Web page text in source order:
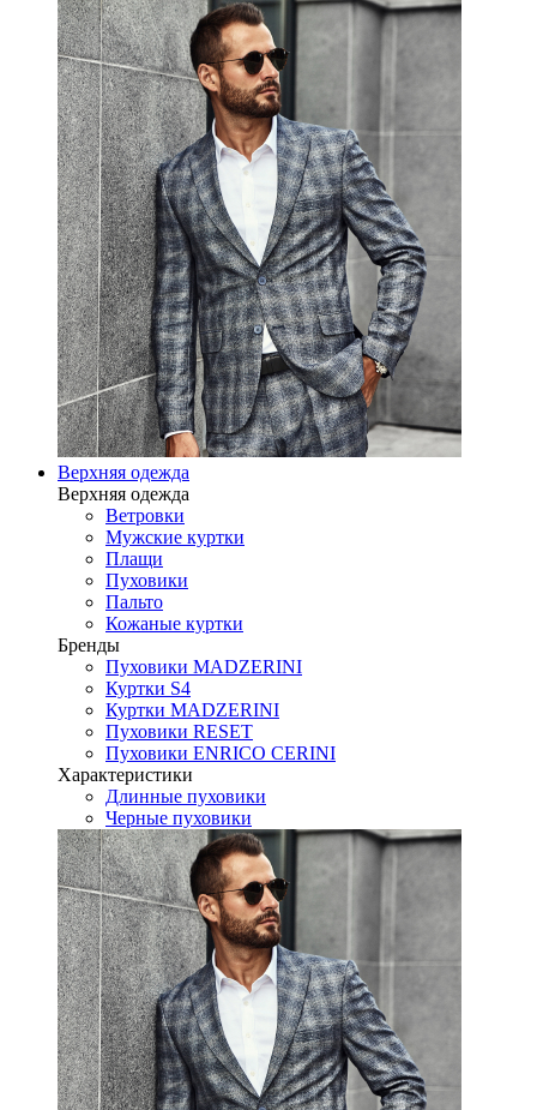
Верхняя одежда
Верхняя одежда
Ветровки
Мужские куртки
Плащи
Пуховики
Пальто
Кожаные куртки
Бренды
Пуховики MADZERINI
Куртки S4
Куртки MADZERINI
Пуховики RESET
Пуховики ENRICO CERINI
Характеристики
Длинные пуховики
Черные пуховики